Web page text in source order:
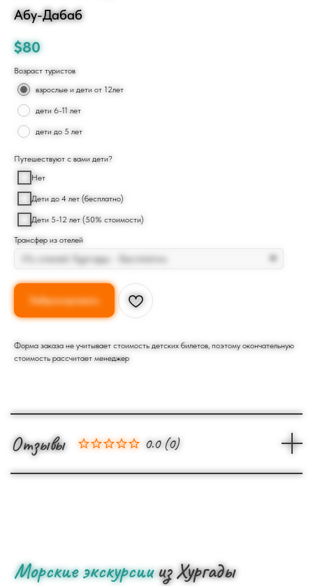
Абу-Дабаб
$80
Возраст туристов
взрослые и дети от 12лет
дети 6-11 лет
дети до 5 лет
Путешествуют с вами дети?
Нет
Дети до 4 лет (бесплатно)
Дети 5-12 лет (50% стоимости)
Трансфер из отелей
Забронировать
Форма заказа не учитывает стоимость детских билетов, поэтому окончательную
стоимость рассчитает менеджер
Отзывы 0.0 (0)
Морские экскурсиииз Хургады